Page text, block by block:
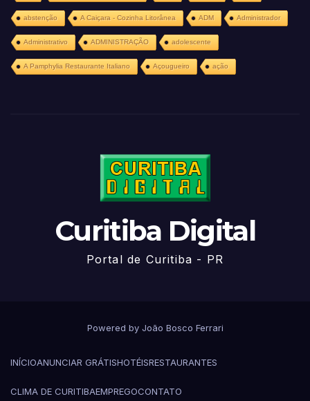
abstenção A Caiçara - Cozinha Litorânea ADM Administrador
Administrativo ADMINISTRAÇÃO adolescente
A Pamphylia Restaurante Italiano Açougueiro ação
Curitiba Digital
Portal de Curitiba - PR
Powered by João Bosco Ferrari
INÍCIOANUNCIAR GRÁTISHOTÉISRESTAURANTES
CLIMA DE CURITIBAEMPREGOCONTATO